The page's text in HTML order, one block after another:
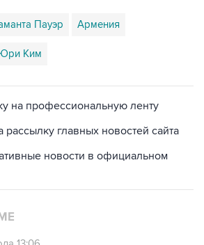
Пауэр Армения
Ким
на профессиональную ленту
рассылку главных новостей сайта
новости в официальном